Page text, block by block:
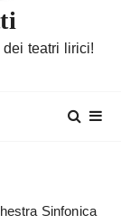
dei teatri lirici!
Sinfonica